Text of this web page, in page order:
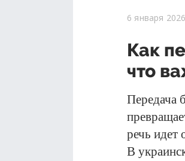
6 января
Как
что
Передача
речь идет
В